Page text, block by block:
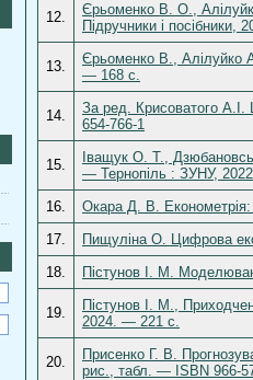
12.
Єрьоменко В. О.,
Підручники і
13.
Єрьоменко В., Алілуйко
— 168 с.
14.
За ред. Крисоватого
654-766-1
15.
Іващук О. Т.,
— Тернопіль : ЗУНУ,
16.
Окара Д. В.
17.
Пищуліна О. Цифрова
18.
Пістунов І. М.
19.
Пістунов І. М.,
2024. — 221 с.
20.
Присенко Г. В.
рис., табл. — ISBN 966-